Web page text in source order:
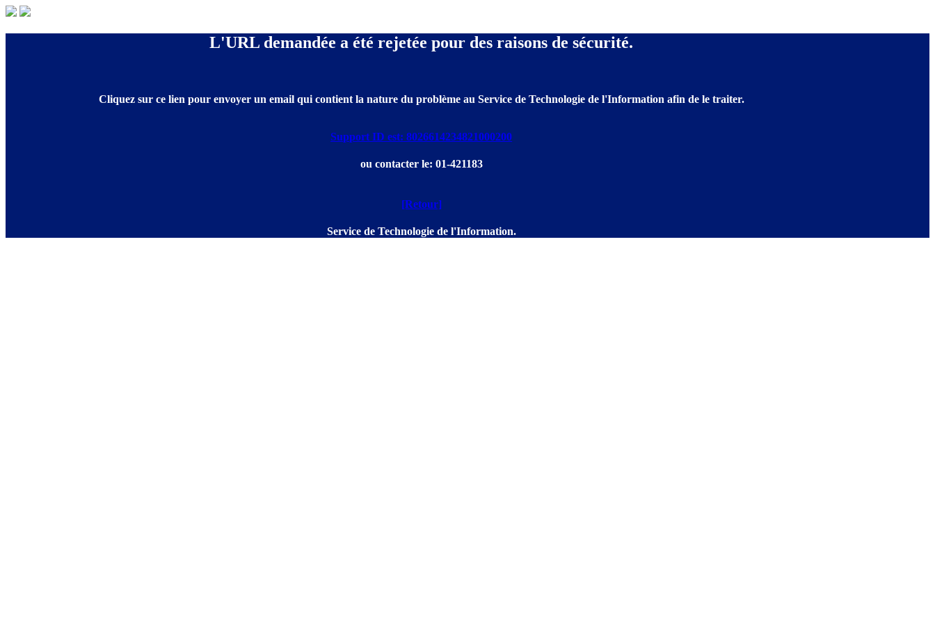
L'URL demandée a été rejetée pour des raisons de sécurité.
Cliquez sur ce lien pour envoyer un email qui contient la nature du problème au Service de Technologie de l'Information afin de le traiter.
Support ID est: 8026614234821000200
ou contacter le: 01-421183
[Retour]
Service de Technologie de l'Information.